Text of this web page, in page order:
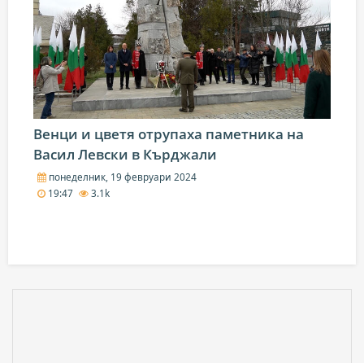
Венци и цветя отрупаха паметника на
Васил Левски в Кърджали
понеделник, 19 февруари 2024
19:47
3.1k